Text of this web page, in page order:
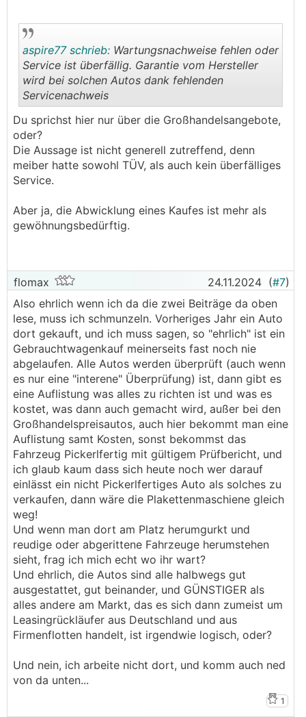
..
aspire77 schrieb: Wartungsnachweise fehlen oder
Service ist überfällig. Garantie vom Hersteller
wird bei solchen Autos dank fehlenden
Servicenachweis
Du sprichst hier nur über die Großhandelsangebote,
oder?
Die Aussage ist nicht generell zutreffend, denn
meiber hatte sowohl TÜV, als auch kein überfälliges
Service.
Aber ja, die Abwicklung eines Kaufes ist mehr als
gewöhnungsbedürftig.
flomax 24.11.2024 (#7)
Also ehrlich wenn ich da die zwei Beiträge da oben
lese, muss ich schmunzeln. Vorheriges Jahr ein Auto
dort gekauft, und ich muss sagen, so "ehrlich" ist ein
Gebrauchtwagenkauf meinerseits fast noch nie
abgelaufen. Alle Autos werden überprüft (auch wenn
es nur eine "interene" Überprüfung) ist, dann gibt es
eine Auflistung was alles zu richten ist und was es
kostet, was dann auch gemacht wird, außer bei den
Großhandelspreisautos, auch hier bekommt man eine
Auflistung samt Kosten, sonst bekommst das
Fahrzeug Pickerlfertig mit gültigem Prüfbericht, und
ich glaub kaum dass sich heute noch wer darauf
einlässt ein nicht Pickerlfertiges Auto als solches zu
verkaufen, dann wäre die Plakettenmaschiene gleich
weg!
Und wenn man dort am Platz herumgurkt und
reudige oder abgerittene Fahrzeuge herumstehen
sieht, frag ich mich echt wo ihr wart?
Und ehrlich, die Autos sind alle halbwegs gut
ausgestattet, gut beinander, und GÜNSTIGER als
alles andere am Markt, das es sich dann zumeist um
Leasingrückläufer aus Deutschland und aus
Firmenflotten handelt, ist irgendwie logisch, oder?
Und nein, ich arbeite nicht dort, und komm auch ned
von da unten...
1